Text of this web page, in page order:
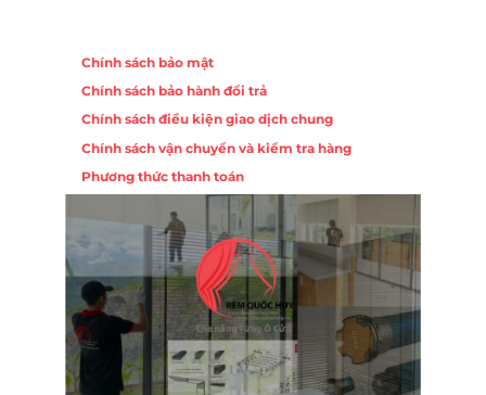
Chính sách bảo mật
Chính sách bảo hành đổi trả
Chính sách điều kiện giao dịch chung
Chính sách vận chuyển và kiểm tra hàng
Phương thức thanh toán